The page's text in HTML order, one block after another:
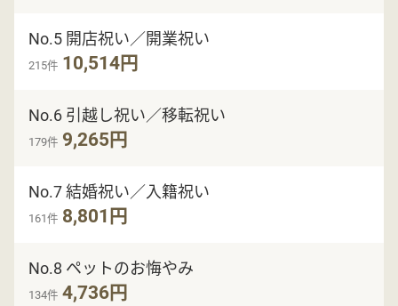
No.5 開店祝い／開業祝い
215件 10,514円
No.6 引越し祝い／移転祝い
179件 9,265円
No.7 結婚祝い／入籍祝い
161件 8,801円
No.8 ペットのお悔やみ
134件 4,736円